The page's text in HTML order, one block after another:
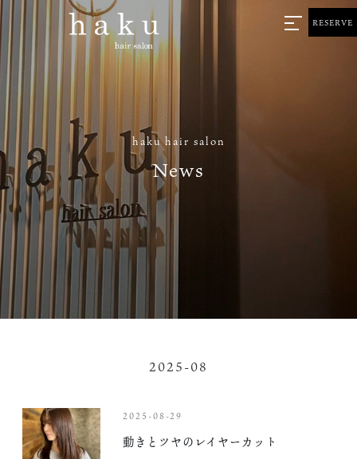
haku hair salon
News
RESERVE
2025-08
2025-08-29
動きとツヤのレイヤーカット‍